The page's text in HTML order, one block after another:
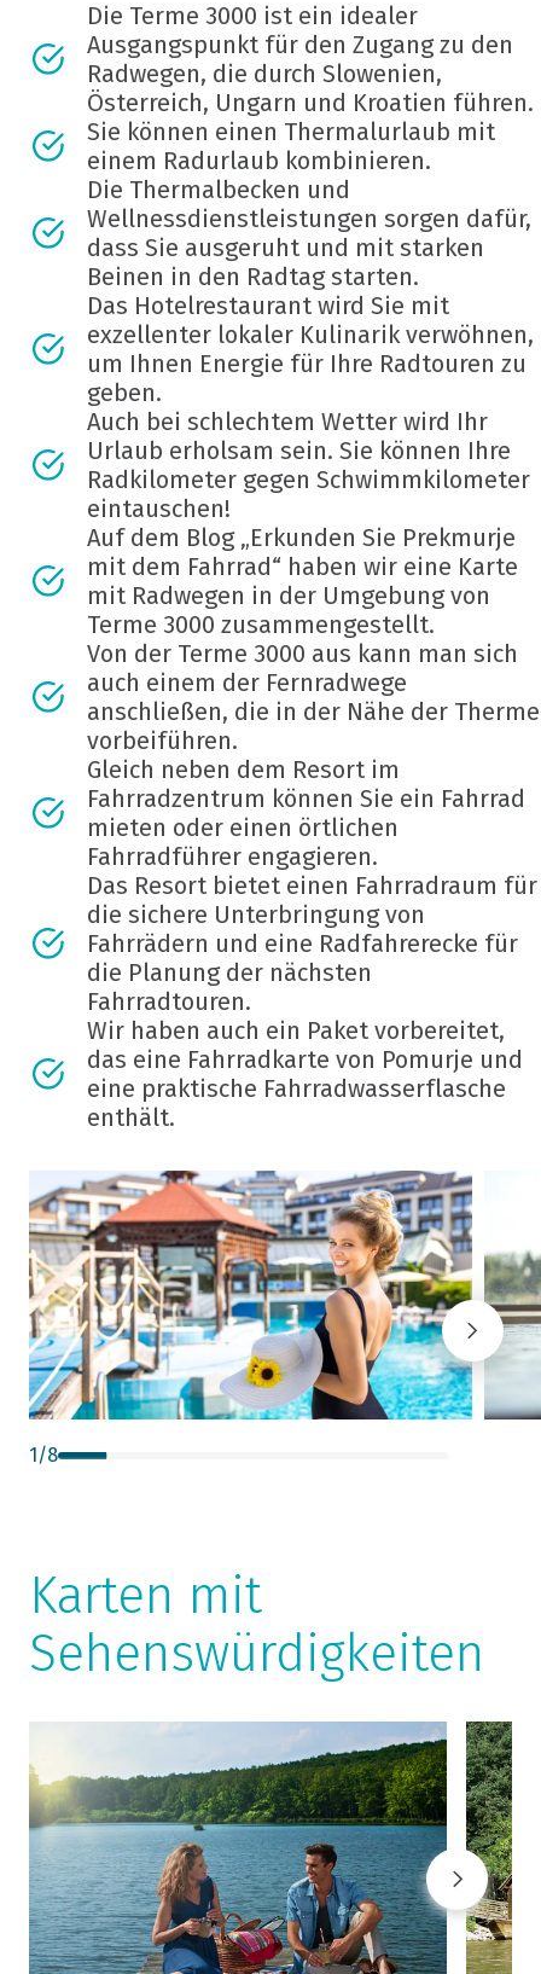
Die Terme 3000 ist ein idealer
Ausgangspunkt für den Zugang zu den
Radwegen, die durch Slowenien,
Österreich, Ungarn und Kroatien führen.
Sie können einen Thermalurlaub mit
einem Radurlaub kombinieren.
Die Thermalbecken und
Wellnessdienstleistungen sorgen dafür,
dass Sie ausgeruht und mit starken
Beinen in den Radtag starten.
Das Hotelrestaurant wird Sie mit
exzellenter lokaler Kulinarik verwöhnen,
um Ihnen Energie für Ihre Radtouren zu
geben.
Auch bei schlechtem Wetter wird Ihr
Urlaub erholsam sein. Sie können Ihre
Radkilometer gegen Schwimmkilometer
eintauschen!
Auf dem Blog „Erkunden Sie Prekmurje
mit dem Fahrrad“ haben wir eine Karte
mit Radwegen in der Umgebung von
Terme 3000 zusammengestellt.
Von der Terme 3000 aus kann man sich
auch einem der Fernradwege
anschließen, die in der Nähe der Therme
vorbeiführen.
Gleich neben dem Resort im
Fahrradzentrum können Sie ein Fahrrad
mieten oder einen örtlichen
Fahrradführer engagieren.
Das Resort bietet einen Fahrradraum für
die sichere Unterbringung von
Fahrrädern und eine Radfahrerecke für
die Planung der nächsten
Fahrradtouren.
Wir haben auch ein Paket vorbereitet,
das eine Fahrradkarte von Pomurje und
eine praktische Fahrradwasserflasche
enthält.
1/8
Karten mit
Sehenswürdigkeiten